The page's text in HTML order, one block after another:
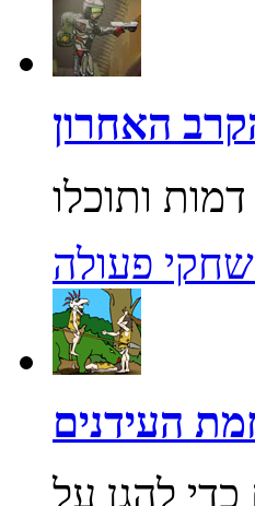
האחרון
פעולה
העידנים